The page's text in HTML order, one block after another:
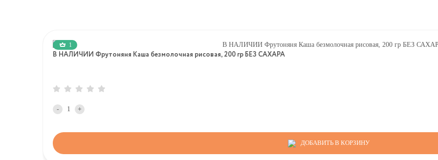
1
В НАЛИЧИИ Фрутоняня Каша безмолочная рисовая, 200 гр БЕЗ САХАРА
- +
ДОБАВИТЬ В КОРЗИНУ